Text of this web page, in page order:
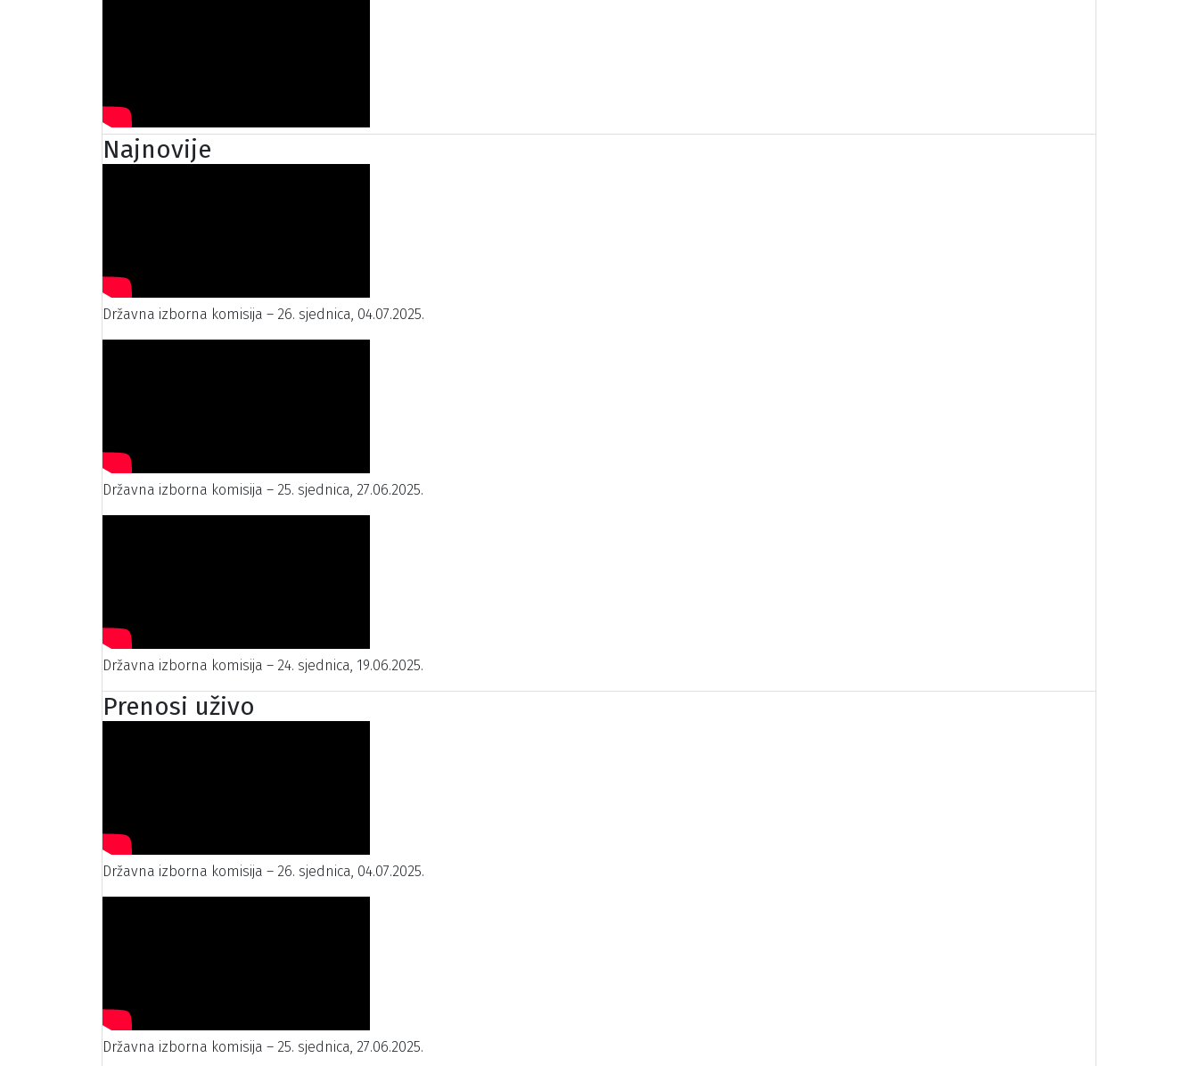
Najnovije
Državna izborna komisija – 26. sjednica, 04.07.2025.
Državna izborna komisija – 25. sjednica, 27.06.2025.
Državna izborna komisija – 24. sjednica, 19.06.2025.
Prenosi uživo
Državna izborna komisija – 26. sjednica, 04.07.2025.
Državna izborna komisija – 25. sjednica, 27.06.2025.